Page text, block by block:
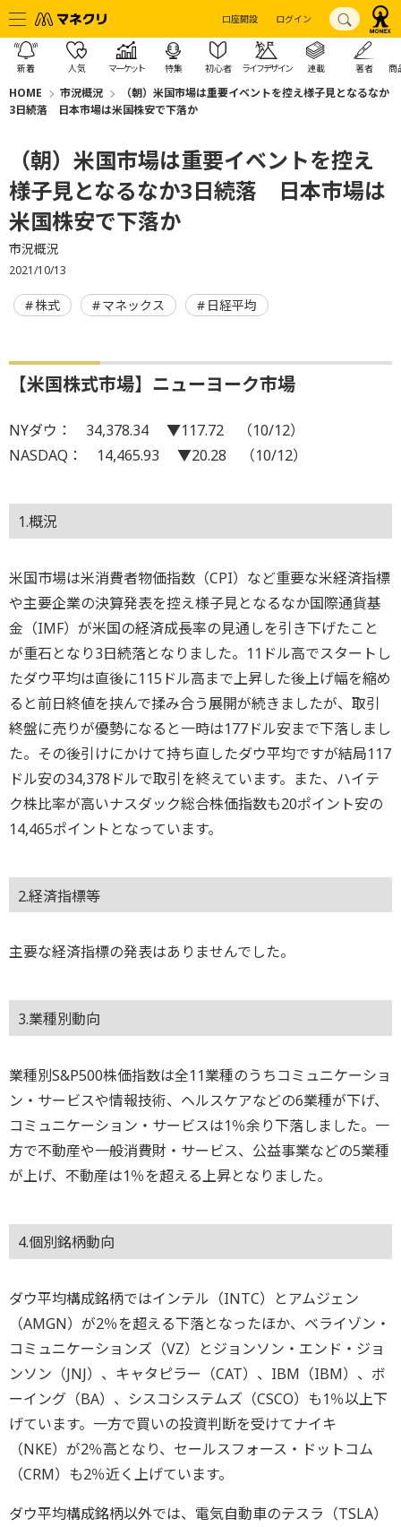
口座開設 ログイン
新着 人気 マーケット 特集 初心者 ライフデザイン 連載 著者 商
HOME 市況概況
（朝）米国市場は重要イベントを控え様子見となるなか
3日続落 日本市場は米国株安で下落か
（朝）米国市場は重要イベントを控え
様子見となるなか3日続落 日本市場は
米国株安で下落か
市況概況
2021/10/13
株式 マネックス 日経平均
【米国株式市場】ニューヨーク市場
NYダウ： 34,378.34 ▼117.72 （10/12）
NASDAQ： 14,465.93 ▼20.28 （10/12）
1.概況
米国市場は米消費者物価指数（CPI）など重要な米経済指標
や主要企業の決算発表を控え様子見となるなか国際通貨基
金（IMF）が米国の経済成長率の見通しを引き下げたこと
が重石となり3日続落となりました。11ドル高でスタートし
たダウ平均は直後に115ドル高まで上昇した後上げ幅を縮め
ると前日終値を挟んで揉み合う展開が続きましたが、取引
終盤に売りが優勢になると一時は177ドル安まで下落しまし
た。その後引けにかけて持ち直したダウ平均ですが結局117
ドル安の34,378ドルで取引を終えています。また、ハイテ
ク株比率が高いナスダック総合株価指数も20ポイント安の
14,465ポイントとなっています。
2.経済指標等
主要な経済指標の発表はありませんでした。
3.業種別動向
業種別S&P500株価指数は全11業種のうちコミュニケーショ
ン・サービスや情報技術、ヘルスケアなどの6業種が下げ、
コミュニケーション・サービスは1％余り下落しました。一
方で不動産や一般消費財・サービス、公益事業などの5業種
が上げ、不動産は1％を超える上昇となりました。
4.個別銘柄動向
ダウ平均構成銘柄ではインテル（INTC）とアムジェン
（AMGN）が2％を超える下落となったほか、ベライゾン・
コミュニケーションズ（VZ）とジョンソン・エンド・ジョ
ンソン（JNJ）、キャタピラー（CAT）、IBM（IBM）、ボ
ーイング（BA）、シスコシステムズ（CSCO）も1％以上下
げています。一方で買いの投資判断を受けてナイキ
（NKE）が2％高となり、セールスフォース・ドットコム
（CRM）も2％近く上げています。
ダウ平均構成銘柄以外では、電気自動車のテスラ（TSLA）